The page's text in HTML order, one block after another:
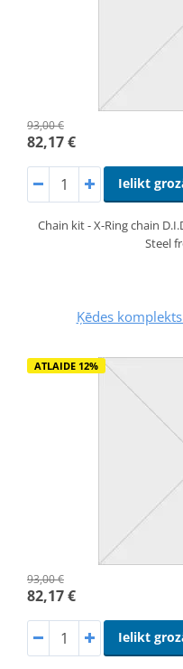
93,00 €
82,17 €
Ielikt
Chain kit - X-Ring chain
Steel
Ķēdes
ATLAIDE 12%
93,00 €
82,17 €
Ielikt